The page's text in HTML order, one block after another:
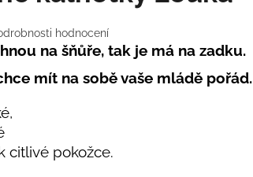
hodnocení
na šňůře, tak je má na zadku.
mít na sobě vaše mládě pořád.
citlivé pokožce.
TRIKO NÁMOŘNICKÉ